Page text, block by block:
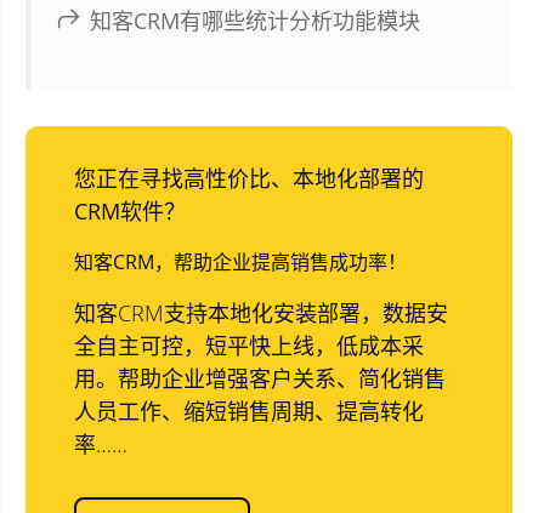
知客CRM有哪些统计分析功能模块
您正在寻找高性价比、本地化部署的
CRM软件？
知客CRM，帮助企业提高销售成功率！
知客CRM支持本地化安装部署，数据安
全自主可控，短平快上线，低成本采
用。帮助企业增强客户关系、简化销售
人员工作、缩短销售周期、提高转化
率……